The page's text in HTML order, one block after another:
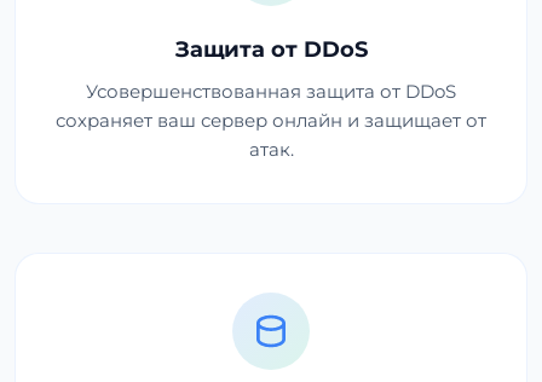
Защита от DDoS
Усовершенствованная защита от DDoS
сохраняет ваш сервер онлайн и защищает от
атак.